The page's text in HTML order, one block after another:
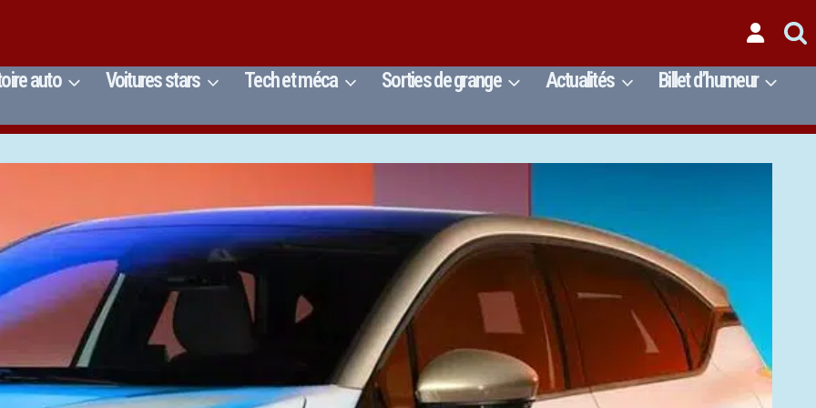
auto Voitures stars Tech et méca Sorties de grange Actualités
Billet d’humeur